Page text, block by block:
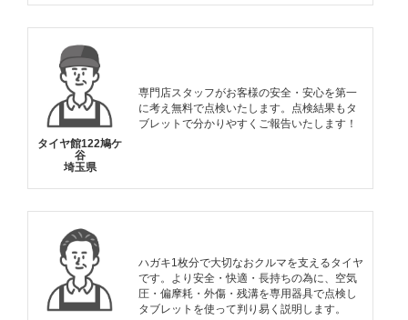
タイヤ館122鳩ケ
谷
埼玉県
専門店スタッフがお客様の安全・安心を第一
に考え無料で点検いたします。点検結果もタ
ブレットで分かりやすくご報告いたします！
ハガキ1枚分で大切なおクルマを支えるタイヤ
です。より安全・快適・長持ちの為に、空気
圧・偏摩耗・外傷・残溝を専用器具で点検し
タブレットを使って判り易く説明します。